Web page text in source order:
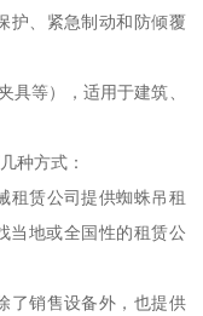
护、紧急制动和防倾覆
具等），适用于建筑、
种方式：
租赁公司提供蜘蛛吊租
当地或全国性的租赁公
了销售设备外，也提供